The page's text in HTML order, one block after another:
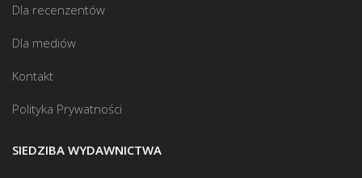
Dla recenzentów
Dla mediów
Kontakt
Polityka Prywatności
SIEDZIBA WYDAWNICTWA